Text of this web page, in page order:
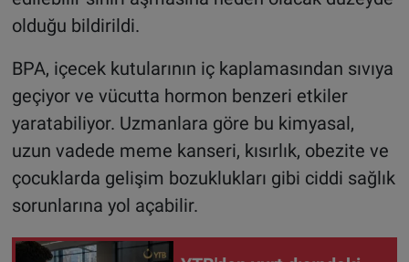
olduğu bildirildi.
BPA, içecek kutularının iç kaplamasından sıvıya
geçiyor ve vücutta hormon benzeri etkiler
yaratabiliyor. Uzmanlara göre bu kimyasal,
uzun vadede meme kanseri, kısırlık, obezite ve
çocuklarda gelişim bozuklukları gibi ciddi sağlık
sorunlarına yol açabilir.